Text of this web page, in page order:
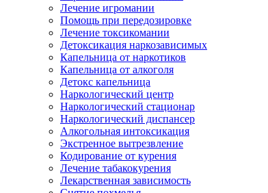
Лечение игромании
Помощь при передозировке
Лечение токсикомании
Детоксикация наркозависимых
Капельница от наркотиков
Капельница от алкоголя
Детокс капельница
Наркологический центр
Наркологический стационар
Наркологический диспансер
Алкогольная интоксикация
Экстренное вытрезвление
Кодирование от курения
Лечение табакокурения
Лекарственная зависимость